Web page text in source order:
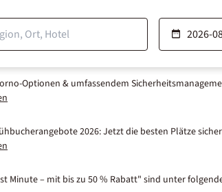
Optionen & umfassendem
2026: Jetzt die besten Plätze
Minute – mit bis zu 50 % Rabatt" sind unter